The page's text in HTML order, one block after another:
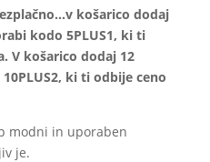
košarico dodaj
kodo 5PLUS1, ki ti
V košarico dodaj 12
ki ti odbije ceno
modni in uporaben
je.